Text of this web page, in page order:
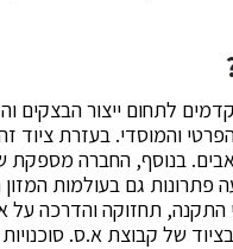
מספקת פתרונות מתקדמים לתחום ייצור
והמוסדי. בעזרת ציוד
בנוסף, החברה מספקת
פתרונות גם בעולמות
תחזוקה והדרכה על
של קבוצת א.ס.